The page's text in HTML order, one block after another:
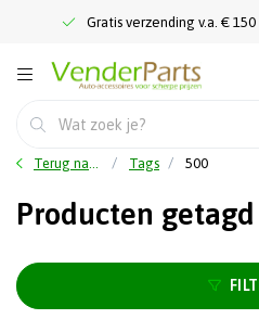
Gratis verzending v.a. €
Terug naar home Tags 500
Producten